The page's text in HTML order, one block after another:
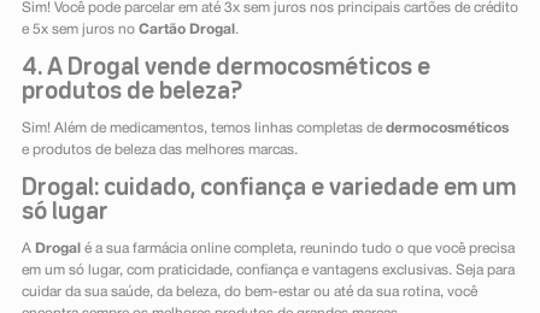
Sim! Você pode parcelar em até 3x sem juros nos principais cartões de crédito
e 5x sem juros no Cartão Drogal .
4. A Drogal vende dermocosméticos e
produtos de beleza?
Sim! Além de medicamentos, temos linhas completas de dermocosméticos
e produtos de beleza das melhores marcas.
Drogal: cuidado, confiança e variedade em um
só lugar
A Drogal é a sua farmácia online completa, reunindo tudo o que você precisa
em um só lugar, com praticidade, confiança e vantagens exclusivas. Seja para
cuidar da sua saúde, da beleza, do bem-estar ou até da sua rotina, você